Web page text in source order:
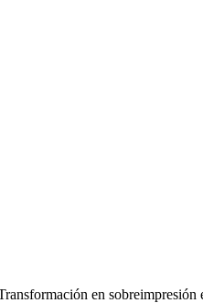
en sobreimpresión